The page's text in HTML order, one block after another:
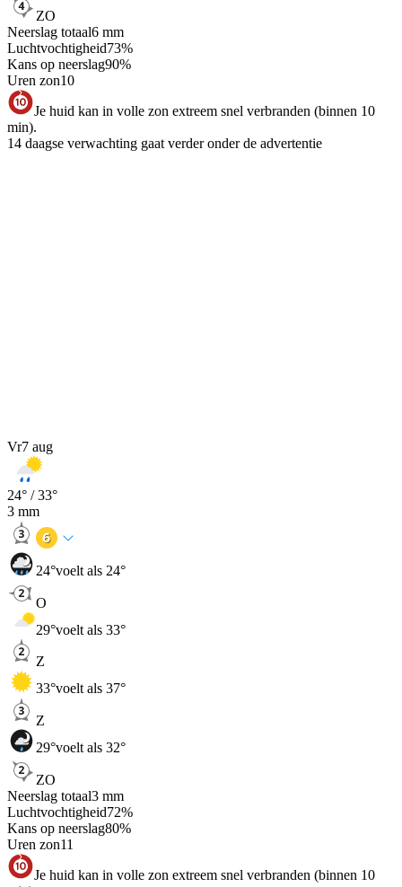
ZO
Neerslag totaal6 mm
Luchtvochtigheid73%
Kans op neerslag90%
Uren zon10
Je huid kan in volle zon extreem snel verbranden (binnen 10
min).
14 daagse verwachting gaat verder onder de advertentie
Vr7 aug
24° /33°
3 mm
24°voelt als 24°
O
29°voelt als 33°
Z
33°voelt als 37°
Z
29°voelt als 32°
ZO
Neerslag totaal3 mm
Luchtvochtigheid72%
Kans op neerslag80%
Uren zon11
Je huid kan in volle zon extreem snel verbranden (binnen 10